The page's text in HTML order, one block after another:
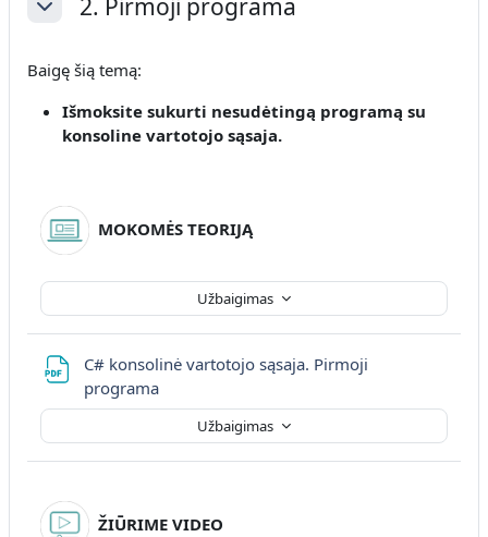
Sutraukti
Baigę šią temą:
Išmoksite sukurti nesudėtingą programą su
konsoline vartotojo sąsaja.
Užbaigimas
MOKOMĖS TEORIJĄ
C# konsolinė vartotojo sąsaja. Pirmoji
programa
Užbaigimas
ŽIŪRIME VIDEO